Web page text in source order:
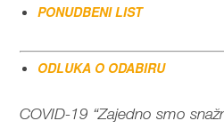
PONUDBENI LIST
ODLUKA O ODABIRU
COVID-19 “Zajedno smo